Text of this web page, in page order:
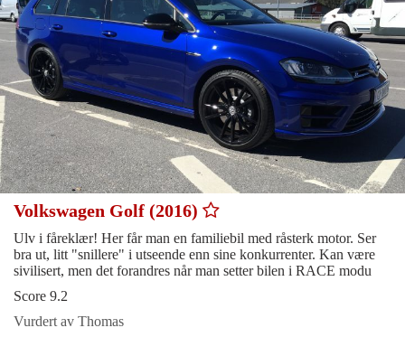
Volkswagen Golf (2016)
Ulv i fåreklær! Her får man en familiebil med råsterk motor. Ser
bra ut, litt "snillere" i utseende enn sine konkurrenter. Kan være
sivilisert, men det forandres når man setter bilen i RACE modu
Score 9.2
Vurdert av Thomas